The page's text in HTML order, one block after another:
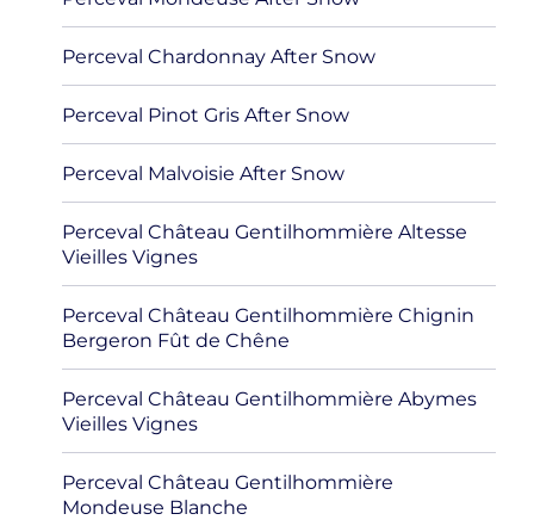
Perceval Chardonnay After Snow
Perceval Pinot Gris After Snow
Perceval Malvoisie After Snow
Perceval Château Gentilhommière Altesse
Vieilles Vignes
Perceval Château Gentilhommière Chignin
Bergeron Fût de Chêne
Perceval Château Gentilhommière Abymes
Vieilles Vignes
Perceval Château Gentilhommière
Mondeuse Blanche